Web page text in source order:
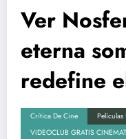
Ver
eterna
redefine
Crítica De Cine
VIDEOCLUB GRATIS